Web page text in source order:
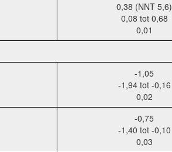
0,38 (NNT 5,6)
0,08 tot 0,68
0,01
-1,05
-1,94 tot -0,16
0,02
-0,75
-1,40 tot -0,10
0,03